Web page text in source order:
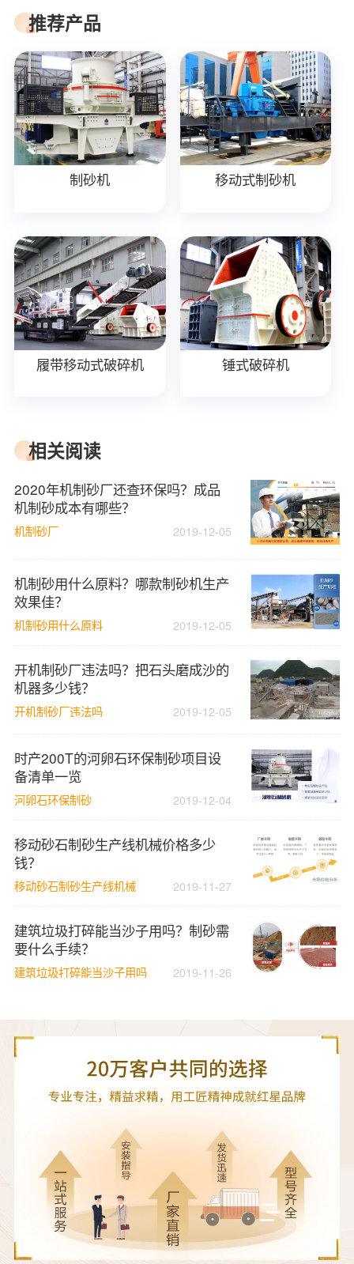
推荐产品
制砂机 移动式制砂机
履带移动式破碎机 锤式破碎机
相关阅读
2020年机制砂厂还查环保吗？成品
机制砂成本有哪些？
机制砂厂 2019-12-05
机制砂用什么原料？哪款制砂机生产
效果佳？
机制砂用什么原料 2019-12-05
开机制砂厂违法吗？把石头磨成沙的
机器多少钱？
开机制砂厂违法吗 2019-12-05
时产200T的河卵石环保制砂项目设
备清单一览
河卵石环保制砂 2019-12-04
移动砂石制砂生产线机械价格多少
钱？
移动砂石制砂生产线机械 2019-11-27
建筑垃圾打碎能当沙子用吗？制砂需
要什么手续？
建筑垃圾打碎能当沙子用吗 2019-11-26